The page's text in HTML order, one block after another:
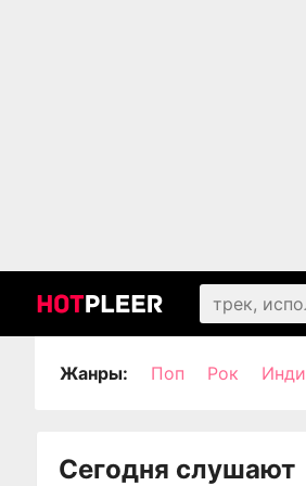
Жанры: Поп Рок Инди
Сегодня слушают